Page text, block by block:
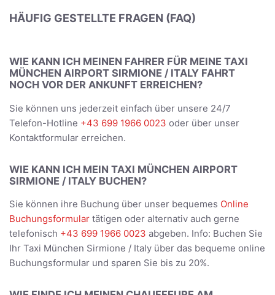
HÄUFIG GESTELLTE FRAGEN (FAQ)
WIE KANN ICH MEINEN FAHRER FÜR MEINE TAXI
MÜNCHEN AIRPORT SIRMIONE / ITALY FAHRT
NOCH VOR DER ANKUNFT ERREICHEN?
Sie können uns jederzeit einfach über unsere 24/7
Telefon-Hotline +43 699 1966 0023 oder über unser
Kontaktformular erreichen.
WIE KANN ICH MEIN TAXI MÜNCHEN AIRPORT
SIRMIONE / ITALY BUCHEN?
Sie können ihre Buchung über unser bequemes Online
Buchungsformular tätigen oder alternativ auch gerne
telefonisch +43 699 1966 0023 abgeben. Info: Buchen Sie
Ihr Taxi München Sirmione / Italy über das bequeme online
Buchungsformular und sparen Sie bis zu 20%.